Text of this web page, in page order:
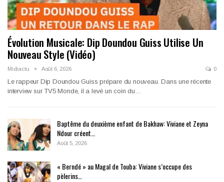
Évolution Musicale: Dip Doundou Guiss Utilise Un
Nouveau Style (Vidéo)
Midiactu Août 6, 2026 0
Le rappeur Dip Doundou Guiss prépare du nouveau. Dans une récente
interview sur TV5 Monde, il a levé un coin du…
Baptême du deuxième enfant de Bakhaw: Viviane et Zeyna
Ndour créent…
Août 5, 2026
« Berndé » au Magal de Touba: Viviane s’occupe des
pèlerins…